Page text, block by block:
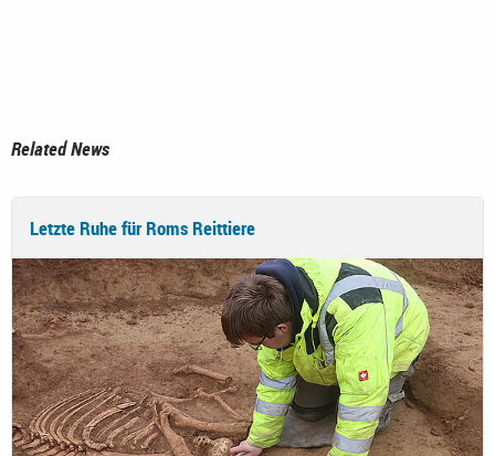
Related News
Letzte Ruhe für Roms Reittiere